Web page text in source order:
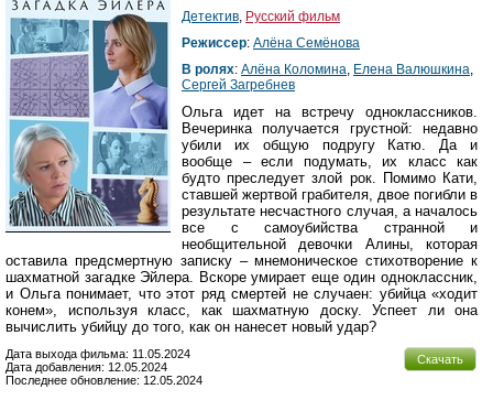
Детектив, Русский фильм
Режиссер: Алёна Семёнова
В ролях: Алёна Коломина, Елена Валюшкина,
Сергей Загребнев
Ольга идет на встречу одноклассников.
Вечеринка получается грустной: недавно
убили их общую подругу Катю. Да и
вообще – если подумать, их класс как
будто преследует злой рок. Помимо Кати,
ставшей жертвой грабителя, двое погибли в
результате несчастного случая, а началось
все с самоубийства странной и
необщительной девочки Алины, которая
оставила предсмертную записку – мнемоническое стихотворение к
шахматной загадке Эйлера. Вскоре умирает еще один одноклассник,
и Ольга понимает, что этот ряд смертей не случаен: убийца «ходит
конем», используя класс, как шахматную доску. Успеет ли она
вычислить убийцу до того, как он нанесет новый удар?
Скачать
Дата выхода фильма: 11.05.2024
Дата добавления: 12.05.2024
Последнее обновление: 12.05.2024